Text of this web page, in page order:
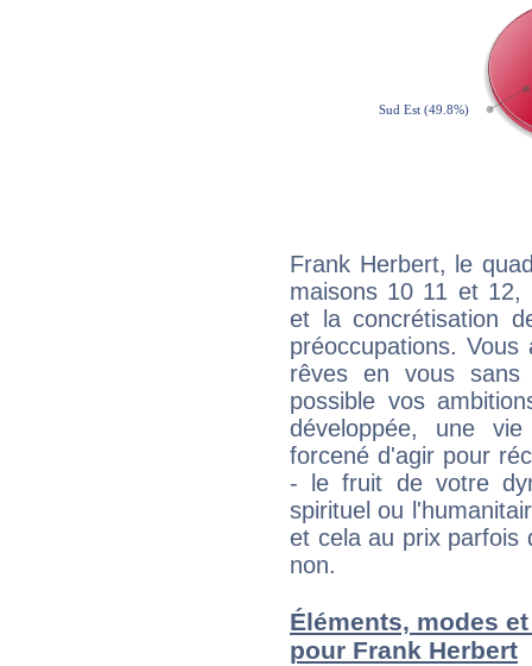
Frank Herbert, le
maisons 10 11 et 12,
et la concrétisation
préoccupations.
rêves en vous sans
possible vos
développée, une
forcené d'agir pour
- le fruit de votre
spirituel ou
et cela au prix parfois
non.
Éléments, modes
pour Frank Herbert